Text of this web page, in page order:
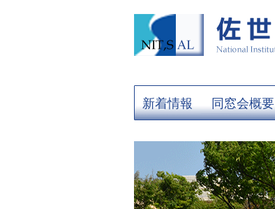
新着情報 同窓会概要